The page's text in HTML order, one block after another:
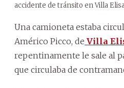
accidente de tránsito en Villa
Una camioneta estaba
Américo Picco, de Villa
repentinamente le sale al
que circulaba de